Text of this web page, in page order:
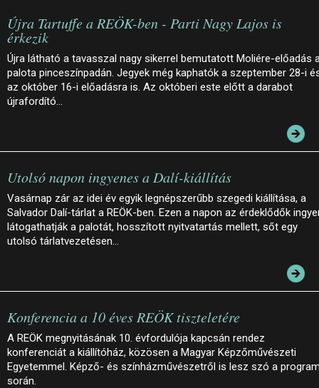
Újra Tartuffe a REÖK-ben - Parti Nagy Lajos is
érkezik
Újra látható a tavasszal nagy sikerrel bemutatott Moliére-előadás
palota pinceszínpadán. Jegyek még kaphatók a szeptember 28-i
az október 16-i előadásra is. Az októberi este előtt a darabot
újrafordító…
Utolsó napon ingyenes a Dalí-kiállítás
Vasárnap zár az idei év egyik legnépszerűbb szegedi kiállítása, a
Salvador Dalí-tárlat a REÖK-ben. Ezen a napon az érdeklődők
látogathatják a palotát, hosszított nyitvatartás mellett, sőt egy
utolsó tárlatvezetésen…
Konferencia a 10 éves REÖK tiszteletére
A REÖK megnyitásának 10. évfordulója kapcsán rendez
konferenciát a kiállítóház, közösen a Magyar Képzőművészeti
Egyetemmel. Képző- és színházművészetről is lesz szó a
során.